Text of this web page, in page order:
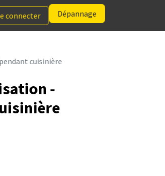
connecter Dépannage
cuisinière
-